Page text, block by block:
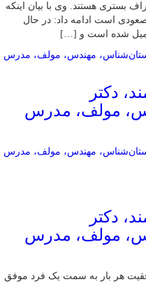
بستری هستند. وی با بیان اینکه
است ادامه داد: در حال
شده است و […]
دکتر
مولف، مدرس
دکتر
مولف، مدرس
هر بار به سمت یک فرد موفق